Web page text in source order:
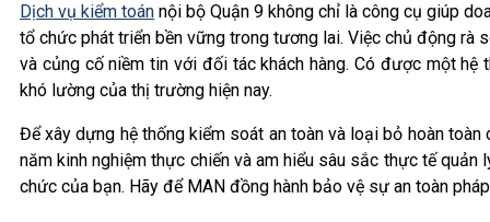
Dịch vụ kiểm toán nội bộ Quận 9 không chỉ là công cụ giúp
tổ chức phát triển bền vững trong tương lai. Việc chủ động rà
và củng cố niềm tin với đối tác khách hàng. Có được một
khó lường của thị trường hiện nay.
Để xây dựng hệ thống kiểm soát an toàn và loại bỏ hoàn
năm kinh nghiệm thực chiến và am hiểu sâu sắc thực tế
chức của bạn. Hãy để MAN đồng hành bảo vệ sự an toàn